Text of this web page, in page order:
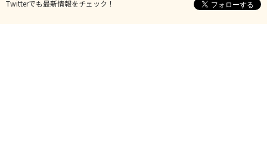
Twitterでも最新情報をチェック！